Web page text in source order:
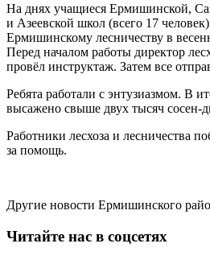
На днях учащиеся Ермишинской,
и Азеевской школ (всего 17
Ермишинскому лесничеству в
Перед началом работы директор
провёл инструктаж. Затем все
Ребята работали с энтузиазмом. В
высажено свыше двух тысяч сосен-
Работники лесхоза и лесничества
за помощь.
Другие новости Ермишинского
Читайте нас в соцсетях